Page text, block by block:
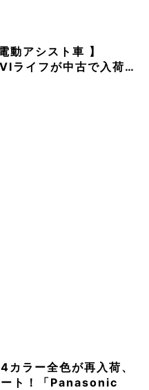
動アシスト車 】
ライフが中古で入荷…
カラー全色が再入荷、
ート！「Panasonic